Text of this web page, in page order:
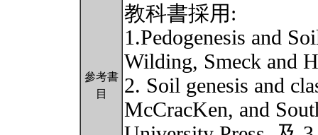
參考書
目
教科書採用:
1.Pedogenesis and
Wilding, Smeck and
2. Soil genesis and
McCracKen, and